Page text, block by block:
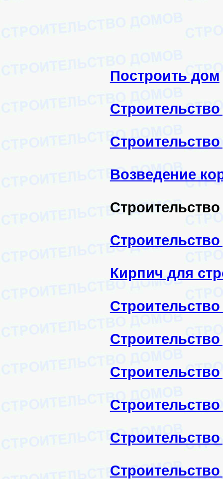
Построить дом
Возведение
Кирпич для